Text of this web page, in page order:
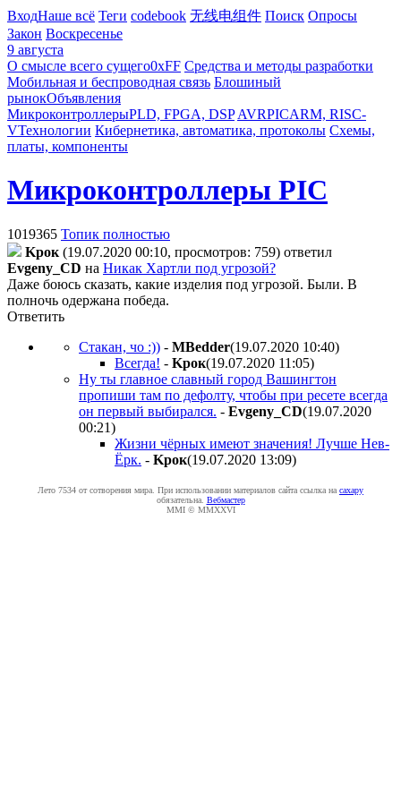
ВходНаше всё Теги codebook 无线电组件 Поиск Опросы
Закон Воскресенье
9 августа
О смысле всего сущего0xFF Средства и методы разработки
Мобильная и беспроводная связь Блошиный
рынокОбъявления
МикроконтроллерыPLD, FPGA, DSP AVRPICARM, RISC-
VТехнологии Кибернетика, автоматика, протоколы Схемы,
платы, компоненты
Микроконтроллеры PIC
1019365 Топик полностью
Kpoк (19.07.2020 00:10, просмотров: 759) ответил
Evgeny_CD на Никак Хартли под угрозой?
Даже боюсь сказать, какие изделия под угрозой. Были. В
полночь одержана победа.
Ответить
Стакан, чо :)) - MBedder(19.07.2020 10:40)
Всегда! - Kpoк(19.07.2020 11:05)
Ну ты главное славный город Вашингтон
пропиши там по дефолту, чтобы при ресете всегда
он первый выбирался. - Evgeny_CD(19.07.2020
00:21)
Жизни чёрных имеют значения! Лучше Нев-
Ёрк. - Kpoк(19.07.2020 13:09)
Лето 7534 от сотворения мира. При использовании материалов сайта ссылка на caxapу
обязательна. Вебмастер
MMI © MMXXVI